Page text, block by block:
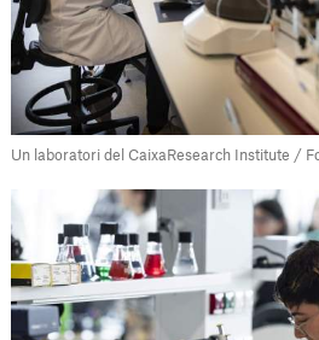
Un laboratori del CaixaResearch Institute /